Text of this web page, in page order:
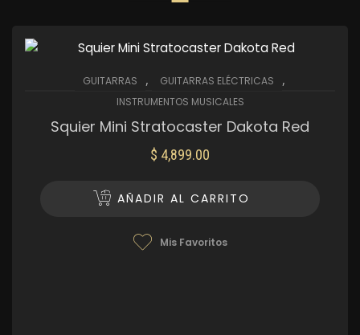
GUITARRAS , GUITARRAS ELÉCTRICAS ,
INSTRUMENTOS MUSICALES
Squier Mini Stratocaster Dakota Red
$ 4,899.00
AÑADIR AL CARRITO
Mis Favoritos